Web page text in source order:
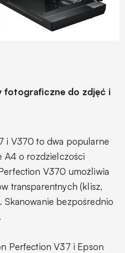
fotograficzne do zdjęć i
i V370 to dwa popularne
A4 o rozdzielczości
V370 umożliwia
transparentnych (klisz,
Skanowanie bezpośrednio
Perfection V37 i Epson